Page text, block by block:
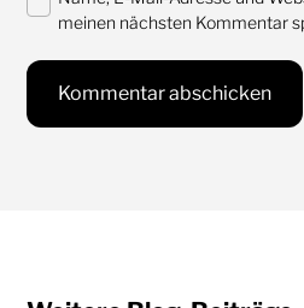
meinen nächsten Kommentar